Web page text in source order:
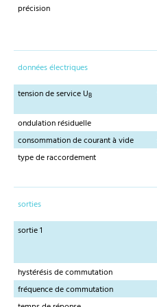
précision
données électriques
tension de service UB
ondulation résiduelle
consommation de courant à vide
type de raccordement
sorties
sortie 1
hystérésis de commutation
fréquence de commutation